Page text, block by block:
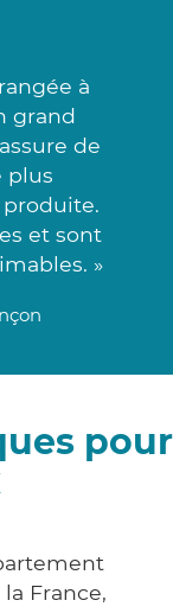
à
grand
de
plus
et sont
»
pour
France,